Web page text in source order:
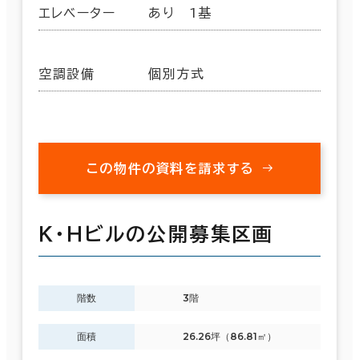
エレベーター あり 1基
空調設備 個別方式
この物件の資料を請求する
Ｋ・Ｈビルの公開募集区画
階数 3階
面積 26.26坪（86.81㎡）